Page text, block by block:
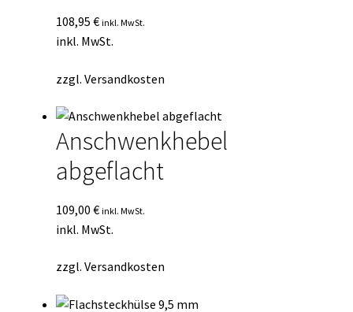
108,95 € inkl. MwSt.
inkl. MwSt.
zzgl. Versandkosten
Anschwenkhebel
abgeflacht
109,00 € inkl. MwSt.
inkl. MwSt.
zzgl. Versandkosten